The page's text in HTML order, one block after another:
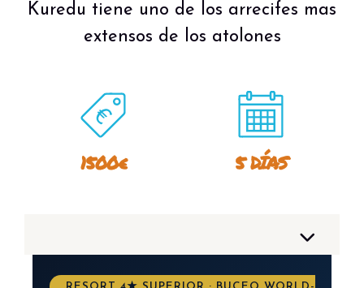
Kuredu tiene uno de los arrecifes mas
extensos de los atolones
1500€ 5 DÍAS